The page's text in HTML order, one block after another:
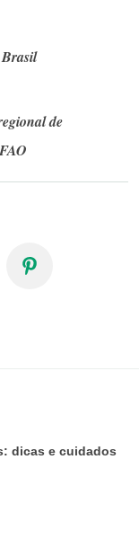
de
FAO
dicas e cuidados